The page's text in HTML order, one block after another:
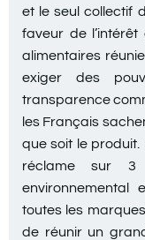
et le seul collectif
faveur de
alimentaires
exiger des
transparence
les Français
que soit le
réclame sur 3
environnemental
toutes les
de réunir un